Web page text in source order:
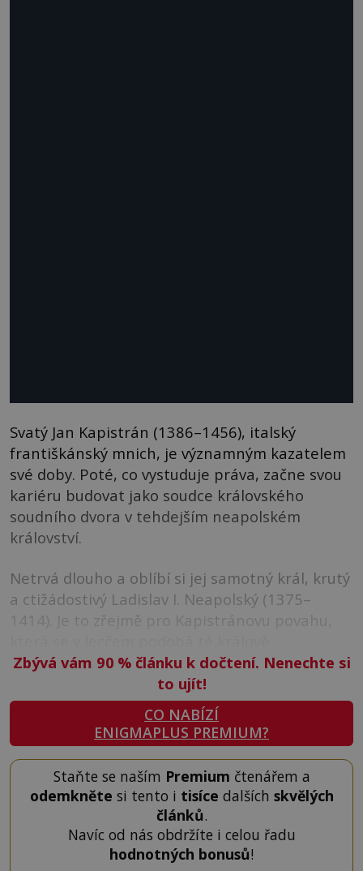
Svatý Jan Kapistrán (1386–1456), italský
františkánský mnich, je významným kazatelem
své doby. Poté, co vystuduje práva, začne svou
kariéru budovat jako soudce královského
soudního dvora v tehdejším neapolském
království.
Netrvá dlouho a oblíbí si jej samotný král, krutý
a ctižádostivý Ladislav I. Neapolský (1375–
1414). Je to zřejmě pro Kapistránovu povahu,
Zbývá vám 90 %článku k dočtení. Nenechte si
to ujít!
CO NABÍZÍ
ENIGMAPLUS PREMIUM?
Staňte se naším Premium čtenářem a
odemkněte si tento i tisíce dalších skvělých
článků.
Navíc od nás obdržíte i celou řadu
hodnotných bonusů!